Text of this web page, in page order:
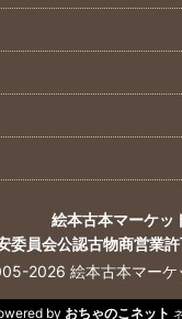
絵本古本マーケッ
委員会公認古物商営業
2026 絵本古本マーケ
by おちゃのこネット